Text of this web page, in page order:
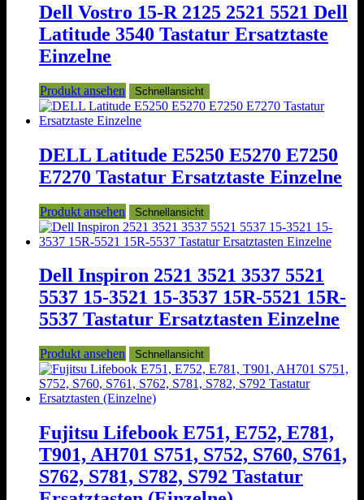
Dell Vostro 15-R 2125 2521 5521 Dell
Latitude 3540 Tastatur Ersatztaste
Einzelne
Produkt ansehen Schnellansicht
DELL Latitude E5250 E5270 E7250
E7270 Tastatur Ersatztaste Einzelne
Produkt ansehen Schnellansicht
Dell Inspiron 2521 3521 3537 5521
5537 15-3521 15-3537 15R-5521 15R-
5537 Tastatur Ersatztasten Einzelne
Produkt ansehen Schnellansicht
Fujitsu Lifebook E751, E752, E781,
T901, AH701 S751, S752, S760, S761,
S762, S781, S782, S792 Tastatur